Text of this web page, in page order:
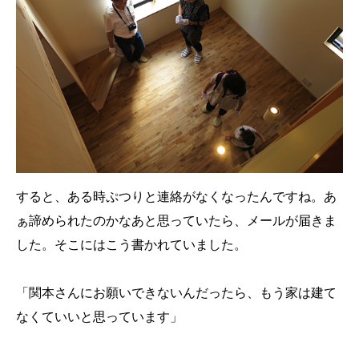
すると、ある時ぷつりと連絡がなくなったんですね。あ
ぁ諦められたのかなあと思っていたら、メールが届きま
した。そこにはこう書かれていました。
「関本さんにお願いできないんだったら、もう家は建て
なくていいと思っています」